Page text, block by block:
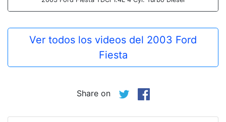
Ver todos los videos del 2003 Ford
Fiesta
Share on